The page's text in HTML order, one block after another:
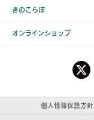
きのこらぼ
オンラインショップ
個人情報保護方針